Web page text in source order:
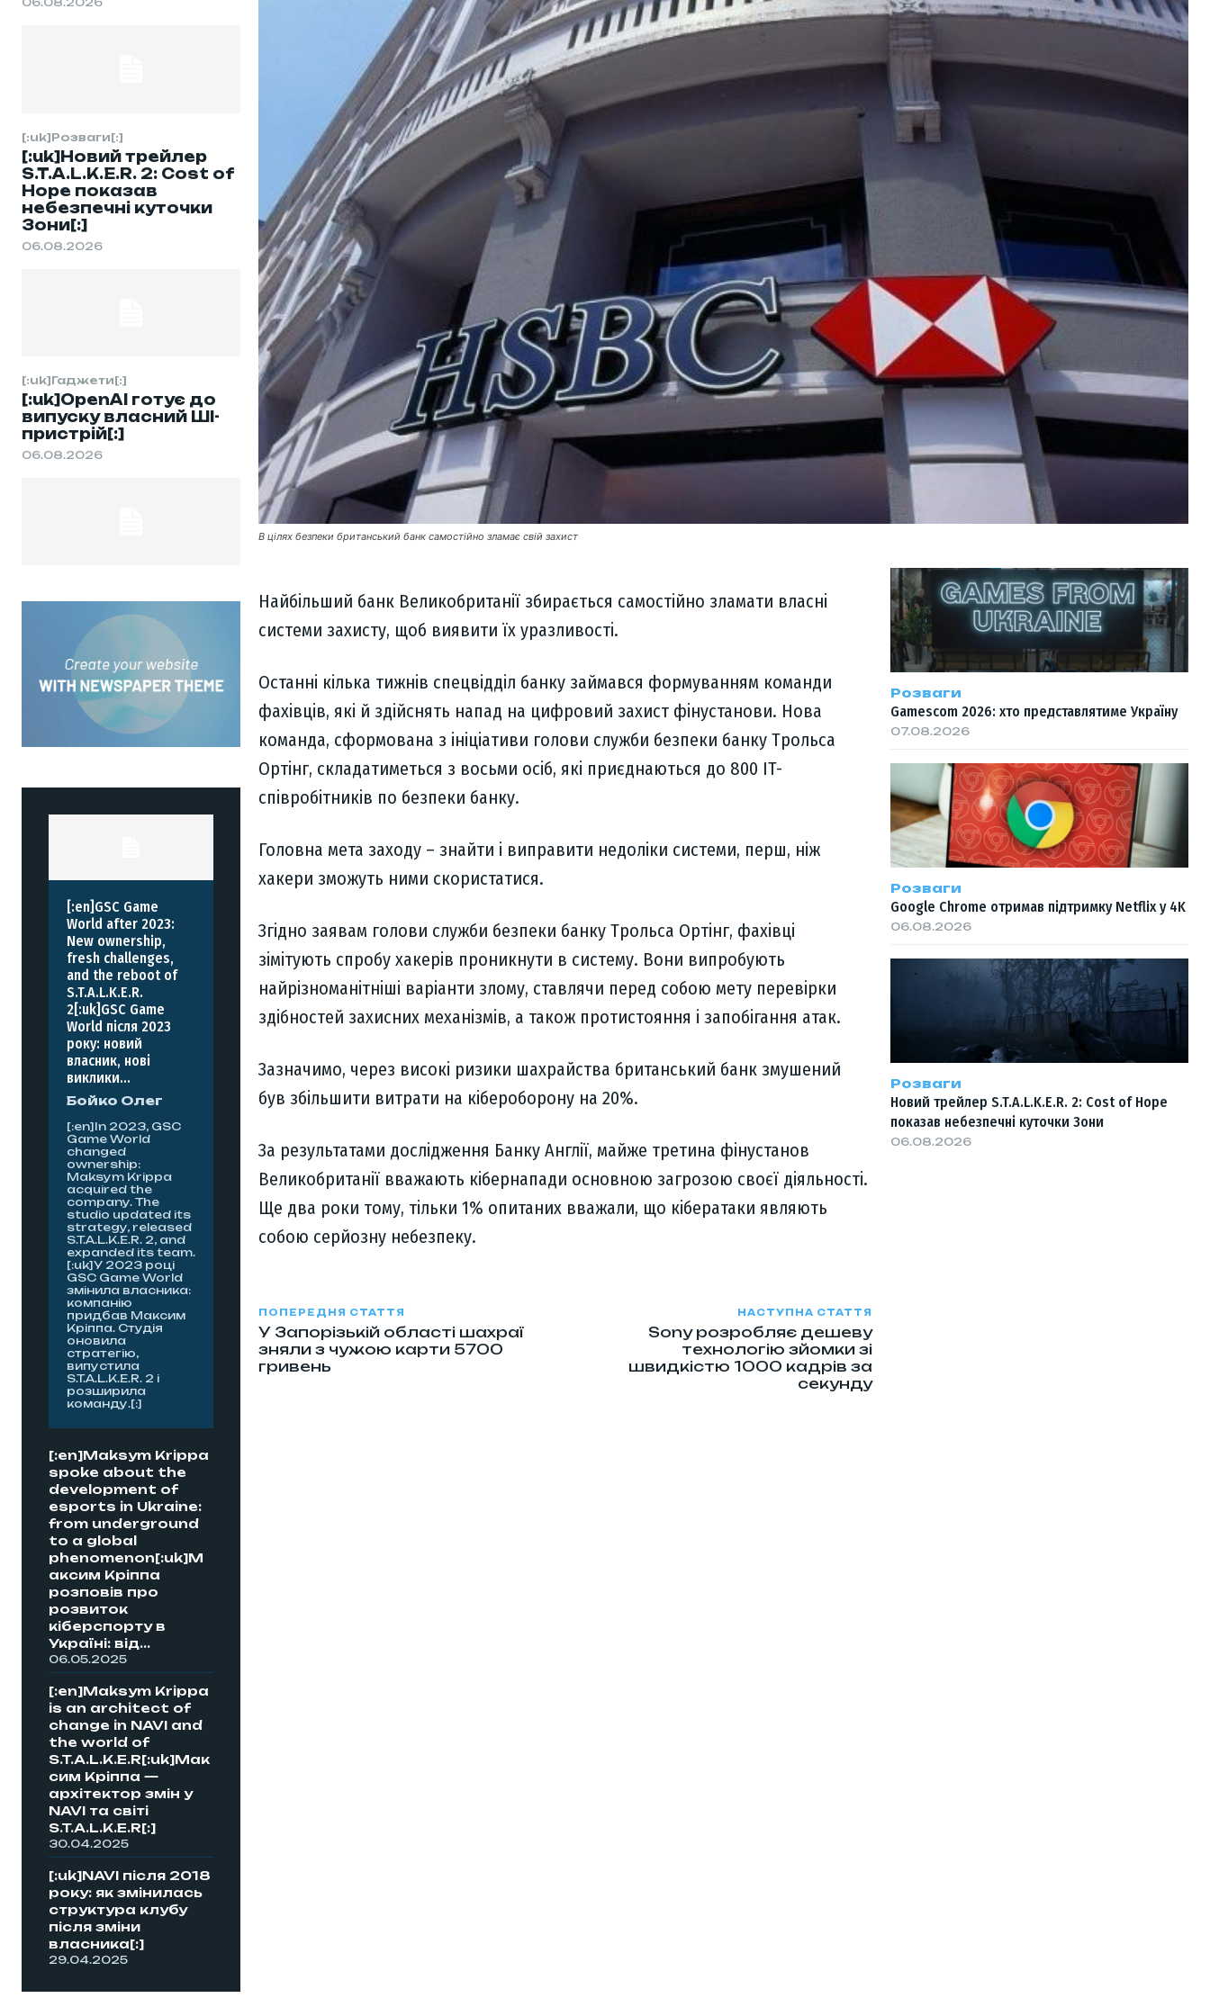
[:uk]Розваги[:]
[:uk]Новий трейлер
S.T.A.L.K.E.R. 2: Cost of
Hope показав
небезпечні куточки
Зони[:]
06.08.2026
[:uk]Гаджети[:]
[:uk]OpenAI готує до
випуску власний ШІ-
пристрій[:]
06.08.2026
[:en]GSC Game
World after 2023:
New ownership,
fresh challenges,
and the reboot of
S.T.A.L.K.E.R.
2[:uk]GSC Game
World після 2023
року: новий
власник, нові
виклики...
Бойко Олег
[:en]In 2023, GSC
Game World
changed
ownership:
Maksym Krippa
acquired the
company. The
studio updated its
strategy, released
S.T.A.L.K.E.R. 2, and
expanded its team.
[:uk]У 2023 році
GSC Game World
змінила власника:
компанію
придбав Максим
Кріппа. Студія
оновила
стратегію,
випустила
S.T.A.L.K.E.R. 2 і
розширила
команду.[:]
[:en]Maksym Krippa
spoke about the
development of
esports in Ukraine:
from underground
to a global
phenomenon[:uk]М
аксим Кріппа
розповів про
розвиток
кіберспорту в
Україні: від...
06.05.2025
[:en]Maksym Krippa
is an architect of
change in NAVI and
the world of
S.T.A.L.K.E.R[:uk]Мак
сим Кріппа —
архітектор змін у
NAVI та світі
S.T.A.L.K.E.R[:]
30.04.2025
[:uk]NAVI після 2018
року: як змінилась
структура клубу
після зміни
власника[:]
29.04.2025
В цілях безпеки британський банк самостійно зламає свій захист
Найбільший банк Великобританії збирається самостійно зламати власні
системи захисту, щоб виявити їх уразливості.
Останні кілька тижнів спецвідділ банку займався формуванням команди
фахівців, які й здійснять напад на цифровий захист фінустанови. Нова
команда, сформована з ініціативи голови служби безпеки банку Трольса
Ортінг, складатиметься з восьми осіб, які приєднаються до 800 IT-
співробітників по безпеки банку.
Головна мета заходу – знайти і виправити недоліки системи, перш, ніж
хакери зможуть ними скористатися.
Згідно заявам голови служби безпеки банку Трольса Ортінг, фахівці
зімітують спробу хакерів проникнути в систему. Вони випробують
найрізноманітніші варіанти злому, ставлячи перед собою мету перевірки
здібностей захисних механізмів, а також протистояння і запобігання атак.
Зазначимо, через високі ризики шахрайства британський банк змушений
був збільшити витрати на кібероборону на 20%.
За результатами дослідження Банку Англії, майже третина фінустанов
Великобританії вважають кібернапади основною загрозою своєї діяльності.
Ще два роки тому, тільки 1% опитаних вважали, що кібератаки являють
собою серйозну небезпеку.
ПОПЕРЕДНЯ СТАТТЯ
У Запорізькій області шахраї
зняли з чужою карти 5700
гривень
НАСТУПНА СТАТТЯ
Sony розробляє дешеву
технологію зйомки зі
швидкістю 1000 кадрів за
секунду
Розваги
Gamescom 2026: хто представлятиме Україну
07.08.2026
Розваги
Google Chrome отримав підтримку Netflix у 4K
06.08.2026
Розваги
Новий трейлер S.T.A.L.K.E.R. 2: Cost of Hope
показав небезпечні куточки Зони
06.08.2026